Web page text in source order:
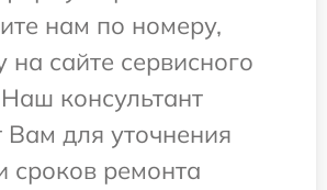
нам по номеру,
на сайте сервисного
консультант
Вам для уточнения
сроков ремонта